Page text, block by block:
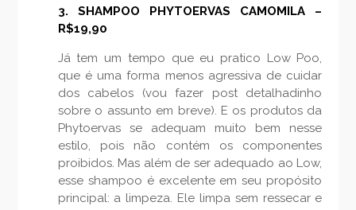
3. SHAMPOO PHYTOERVAS CAMOMILA –
R$19,90
Já tem um tempo que eu pratico Low Poo,
que é uma forma menos agressiva de cuidar
dos cabelos (vou fazer post detalhadinho
sobre o assunto em breve). E os produtos da
Phytoervas se adequam muito bem nesse
estilo, pois não contém os componentes
proibidos. Mas além de ser adequado ao Low,
esse shampoo é excelente em seu propósito
principal: a limpeza. Ele limpa sem ressecar e